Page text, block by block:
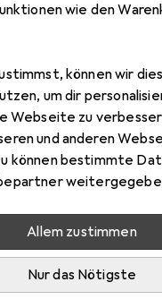
wie den
können wir
um dir
Webseite zu
und anderen
können bestimmte
Allem zustimmen
Nur das Nötigste